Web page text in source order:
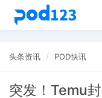
头条资讯 POD快讯
突发！Temu